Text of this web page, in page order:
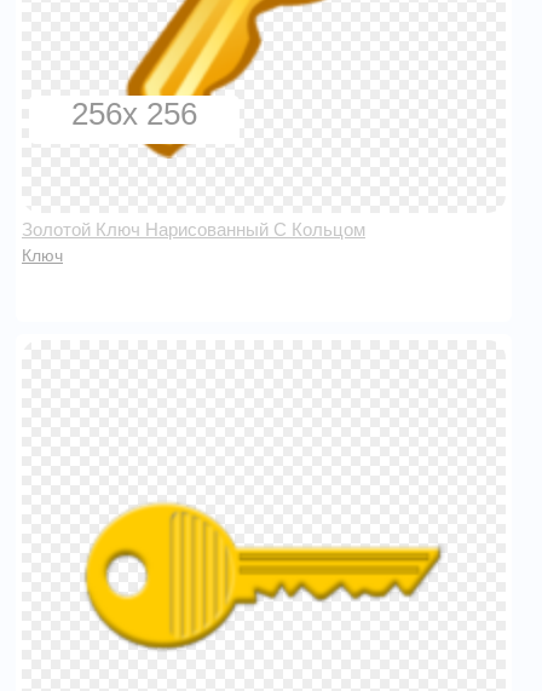
256x 256
Золотой Ключ Нарисованный С Кольцом
Ключ